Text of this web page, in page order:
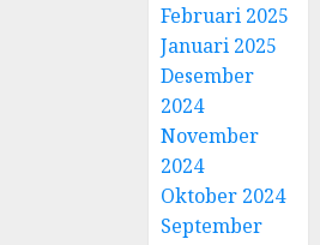
Februari 2025
Januari 2025
Desember
2024
November
2024
Oktober 2024
September